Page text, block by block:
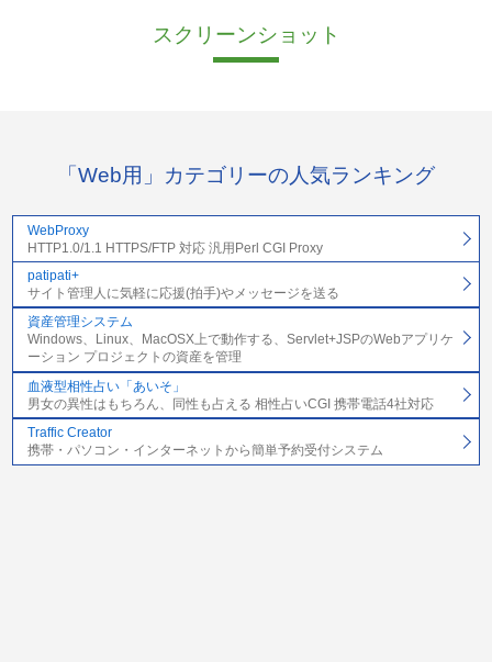
スクリーンショット
「Web用」カテゴリーの人気ランキング
WebProxy
HTTP1.0/1.1 HTTPS/FTP 対応 汎用Perl CGI Proxy
patipati+
サイト管理人に気軽に応援(拍手)やメッセージを送る
資産管理システム
Windows、Linux、MacOSX上で動作する、Servlet+JSPのWebアプリケ
ーション プロジェクトの資産を管理
血液型相性占い「あいそ」
男女の異性はもちろん、同性も占える 相性占いCGI 携帯電話4社対応
Traffic Creator
携帯・パソコン・インターネットから簡単予約受付システム